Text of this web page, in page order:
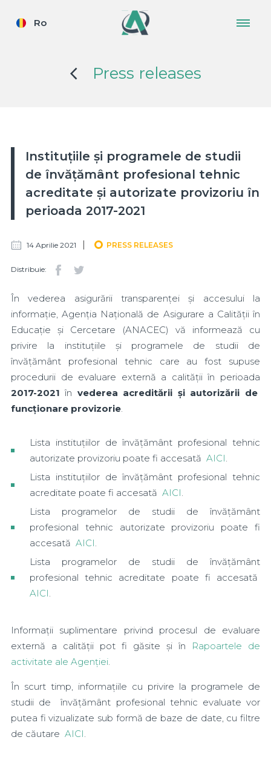
Ro
Press releases
Instituțiile și programele de studii
de învățământ profesional tehnic
acreditate și autorizate provizoriu în
perioada 2017-2021
14 Aprilie 2021 PRESS RELEASES
Distribuie:
În vederea asigurării transparenței și accesului la
informație, Agenția Națională de Asigurare a Calității în
Educație și Cercetare (ANACEC) vă informează cu
privire la instituțiile și programele de studii de
învățământ profesional tehnic care au fost supuse
procedurii de evaluare externă a calității în perioada
2017-2021 în vederea acreditării și autorizării de
funcționare provizorie.
Lista instituțiilor de învățământ profesional tehnic
autorizate provizoriu poate fi accesată AICI.
Lista instituțiilor de învățământ profesional tehnic
acreditate poate fi accesată AICI.
Lista programelor de studii de învățământ
profesional tehnic autorizate provizoriu poate fi
accesată AICI.
Lista programelor de studii de învățământ
profesional tehnic acreditate poate fi accesată
AICI.
Informații suplimentare privind procesul de evaluare
externă a calității pot fi găsite și în Rapoartele de
activitate ale Agenției.
În scurt timp, informațiile cu privire la programele de
studii de învățământ profesional tehnic evaluate vor
putea fi vizualizate sub formă de baze de date, cu filtre
de căutare AICI.